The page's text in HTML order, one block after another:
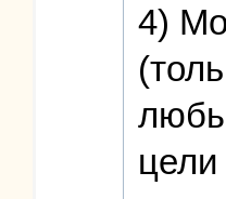
4)
цели